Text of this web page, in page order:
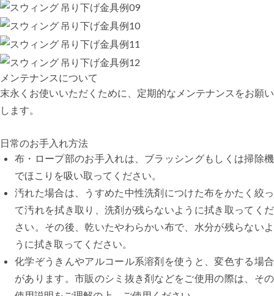
メンテナンスについて
末永くお使いいただくために、定期的なメンテナンスをお願い
します。
日常のお手入れ方法
布・ロープ部のお手入れは、ブラッシングもしくは掃除機
でほこりを吸い取ってください。
汚れた場合は、うすめた中性洗剤につけた布をかたく絞っ
て汚れを拭き取り、洗剤が残らないように拭き取ってくだ
さい。その後、乾いたやわらかい布で、水分が残らないよ
うに拭き取ってください。
化学ぞうきんやアルコール系溶剤を使うと、変色する場合
があります。市販のシミ抜き剤などをご使用の際は、その